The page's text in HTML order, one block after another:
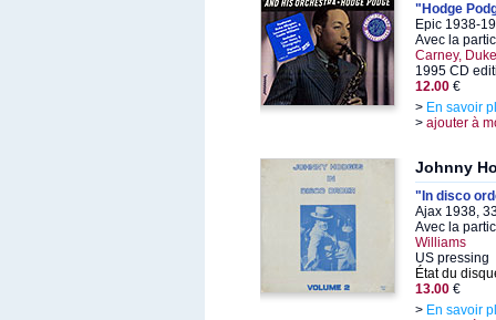
"Hodge
Epic 1938-
Avec la
Carney,
1995 CD
12.00 €
> En savoir
> ajouter à
Johnny
"In disco
Ajax 1938,
Avec la
Williams
US pressing
État du
13.00 €
> En savoir